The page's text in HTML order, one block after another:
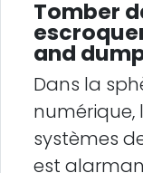
Tomber
and
Dans la
numérique,
systèmes
est